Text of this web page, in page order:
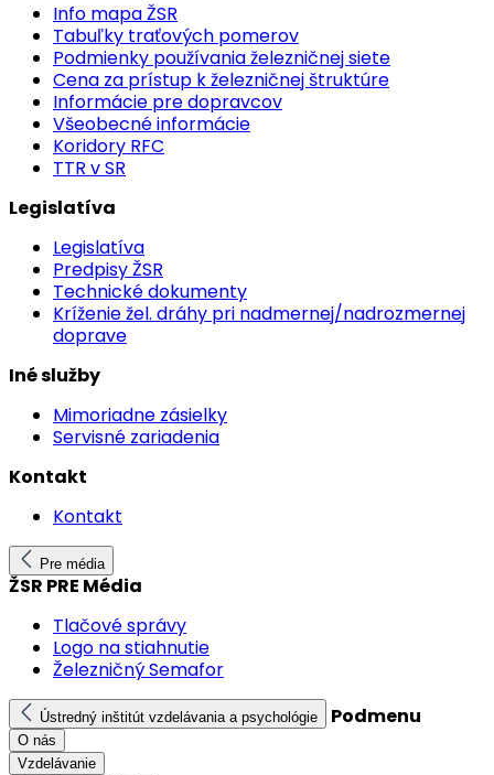
Info mapa ŽSR
Tabuľky traťových pomerov
Podmienky používania železničnej siete
Cena za prístup k železničnej štruktúre
Informácie pre dopravcov
Všeobecné informácie
Koridory RFC
TTR v SR
Legislatíva
Legislatíva
Predpisy ŽSR
Technické dokumenty
Kríženie žel. dráhy pri nadmernej/nadrozmernej
doprave
Iné služby
Mimoriadne zásielky
Servisné zariadenia
Kontakt
Kontakt
Pre média
ŽSR PRE Média
Tlačové správy
Logo na stiahnutie
Železničný Semafor
Ústredný inštitút vzdelávania a psychológie Podmenu
O nás
Vzdelávanie